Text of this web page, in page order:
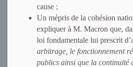
cause ;
Un mépris de la cohésion
expliquer à M. Macron que,
loi fondamentale lui prescrit
arbitrage, le fonctionnement
publics ainsi que la continuité